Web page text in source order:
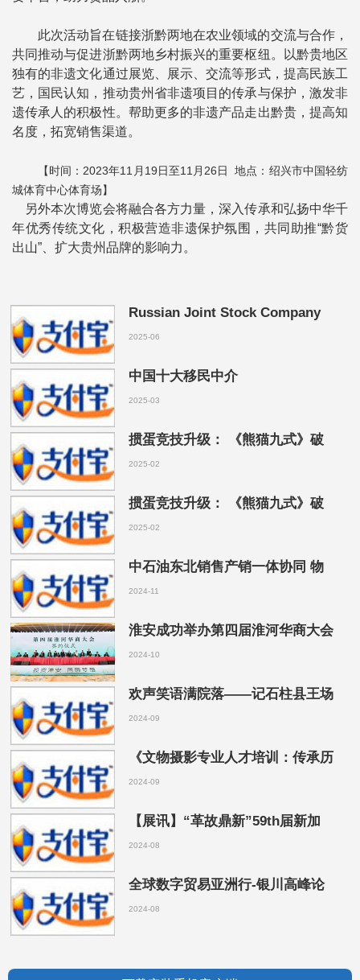
此次活动旨在链接浙黔两地在农业领域的交流与合作，
共同推动与促进浙黔两地乡村振兴的重要枢纽。以黔贵地区
独有的非遗文化通过展览、展示、交流等形式，提高民族工
艺，国民认知，推动贵州省非遗项目的传承与保护，激发非
遗传承人的积极性。帮助更多的非遗产品走出黔贵，提高知
名度，拓宽销售渠道。
【时间：2023年11月19日至11月26日 地点：绍兴市中国轻纺
城体育中心体育场】
另外本次博览会将融合各方力量，深入传承和弘扬中华千
年优秀传统文化，积极营造非遗保护氛围，共同助推“黔货
出山”、扩大贵州品牌的影响力。
Russian Joint Stock Company
2025-06
中国十大移民中介
2025-03
掼蛋竞技升级： 《熊猫九式》破
2025-02
掼蛋竞技升级： 《熊猫九式》破
2025-02
中石油东北销售产销一体协同 物
2024-11
淮安成功举办第四届淮河华商大会
2024-10
欢声笑语满院落——记石柱县王场
2024-09
《文物摄影专业人才培训：传承历
2024-09
【展讯】“革故鼎新”59th届新加
2024-08
全球数字贸易亚洲行-银川高峰论
2024-08